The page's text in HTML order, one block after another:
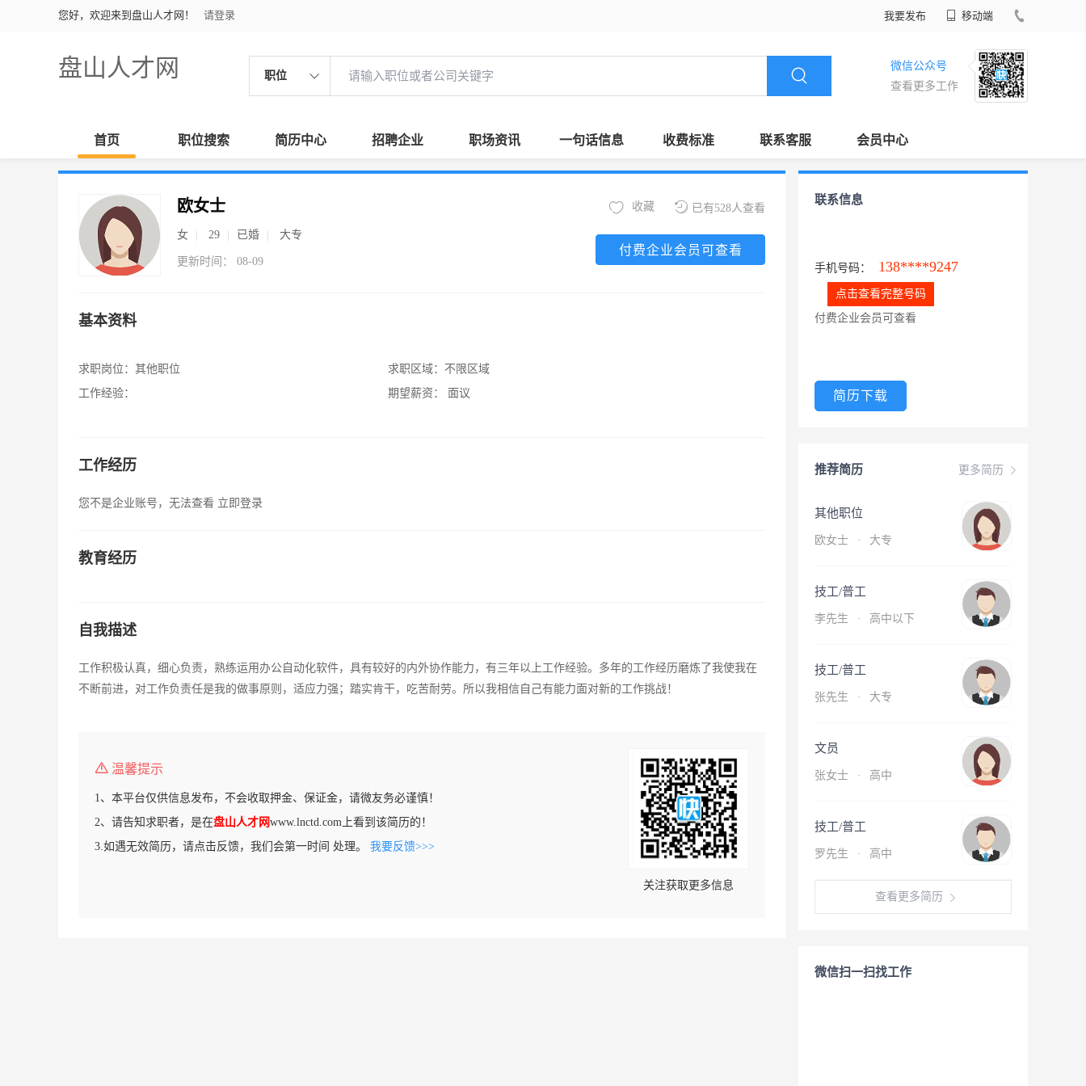
您好，欢迎来到盘山人才网！ 请登录 我要发布 移动端
盘山人才网 职位
微信公众号
查看更多工作
首页 职位搜索 简历中心 招聘企业 职场资讯 一句话信息 收费标准 联系客服 会员中心
欧女士
女 29 已婚 大专
更新时间： 08-09
已有528人查看
收藏
付费企业会员可查看
基本资料
求职岗位： 其他职位
工作经验：
求职区域： 不限区域
期望薪资：
面议
工作经历
您不是企业账号，无法查看 立即登录
教育经历
自我描述
工作积极认真，细心负责，熟练运用办公自动化软件，具有较好的内外协作能力，有三年以上工作经验。多年的工作经历磨炼了我使我在
不断前进，对工作负责任是我的做事原则，适应力强；踏实肯干，吃苦耐劳。所以我相信自己有能力面对新的工作挑战！
温馨提示
1、本平台仅供信息发布，不会收取押金、保证金，请微友务必谨慎！
2、请告知求职者，是在盘山人才网www.lnctd.com上看到该简历的！
3.如遇无效简历，请点击反馈，我们会第一时间 处理。 我要反馈>>>
关注获取更多信息
联系信息
手机号码： 138****9247
点击查看完整号码
付费企业会员可查看
简历下载
更多简历
推荐简历
其他职位
欧女士 · 大专
技工/普工
李先生 · 高中以下
技工/普工
张先生 · 大专
文员
张女士 · 高中
技工/普工
罗先生 · 高中
查看更多简历
微信扫一扫找工作